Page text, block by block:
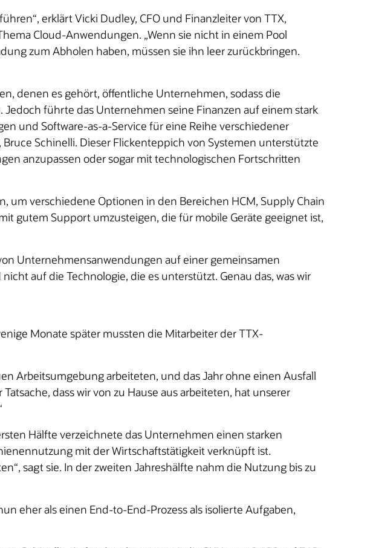
erklärt Vicki Dudley, CFO und Finanzleiter von TTX,
Cloud-Anwendungen. „Wenn sie nicht in einem Pool
zum Abholen haben, müssen sie ihn leer zurückbringen.
denen es gehört, öffentliche Unternehmen, sodass die
führte das Unternehmen seine Finanzen auf einem stark
und Software-as-a-Service für eine Reihe verschiedener
Schinelli. Dieser Flickenteppich von Systemen unterstützte
anzupassen oder sogar mit technologischen Fortschritten
um verschiedene Optionen in den Bereichen HCM, Supply Chain
gutem Support umzusteigen, die für mobile Geräte geeignet ist,
Unternehmensanwendungen auf einer gemeinsamen
auf die Technologie, die es unterstützt. Genau das, was wir
Monate später mussten die Mitarbeiter der TTX-
Arbeitsumgebung arbeiteten, und das Jahr ohne einen Ausfall
dass wir von zu Hause aus arbeiteten, hat unserer
Hälfte verzeichnete das Unternehmen einen starken
mit der Wirtschaftstätigkeit verknüpft ist.
sagt sie. In der zweiten Jahreshälfte nahm die Nutzung bis zu
eher als einen End-to-End-Prozess als isolierte Aufgaben,